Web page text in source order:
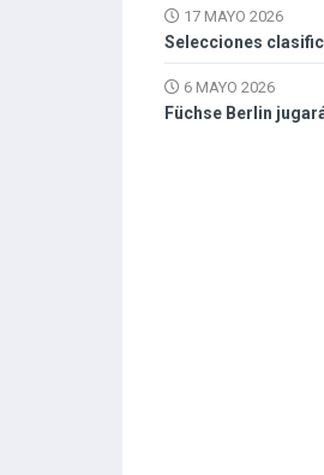
17 MAYO 2026
Selecciones
6 MAYO 2026
Füchse Berlin